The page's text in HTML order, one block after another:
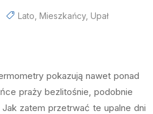
Lato Mieszkańcy, Upał
pokazują nawet ponad
praży bezlitośnie, podobnie
zatem przetrwać te upalne dni